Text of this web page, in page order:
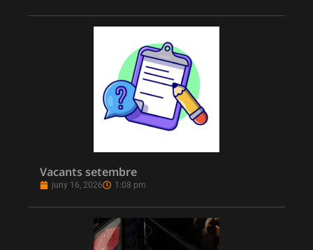
Vacants setembre
juny 16, 2026 1:08 pm